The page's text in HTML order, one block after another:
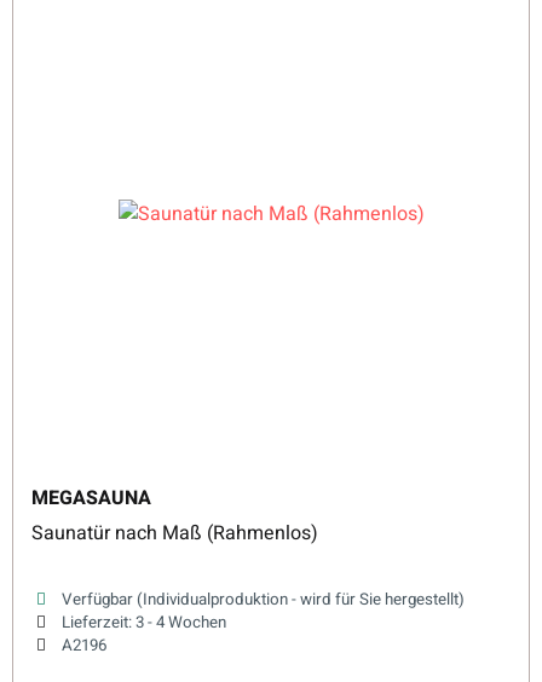
MEGASAUNA
Saunatür nach Maß (Rahmenlos)
Verfügbar (Individualproduktion - wird für Sie hergestellt)
Lieferzeit:3 - 4 Wochen
A2196